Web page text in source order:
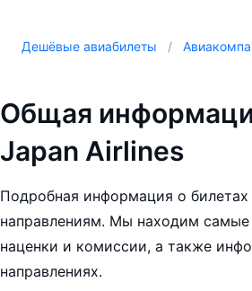
Дешёвые авиабилеты
Общая
Japan Airlines
Подробная информация о
направлениям. Мы находим
наценки и комиссии, а также
направлениях.